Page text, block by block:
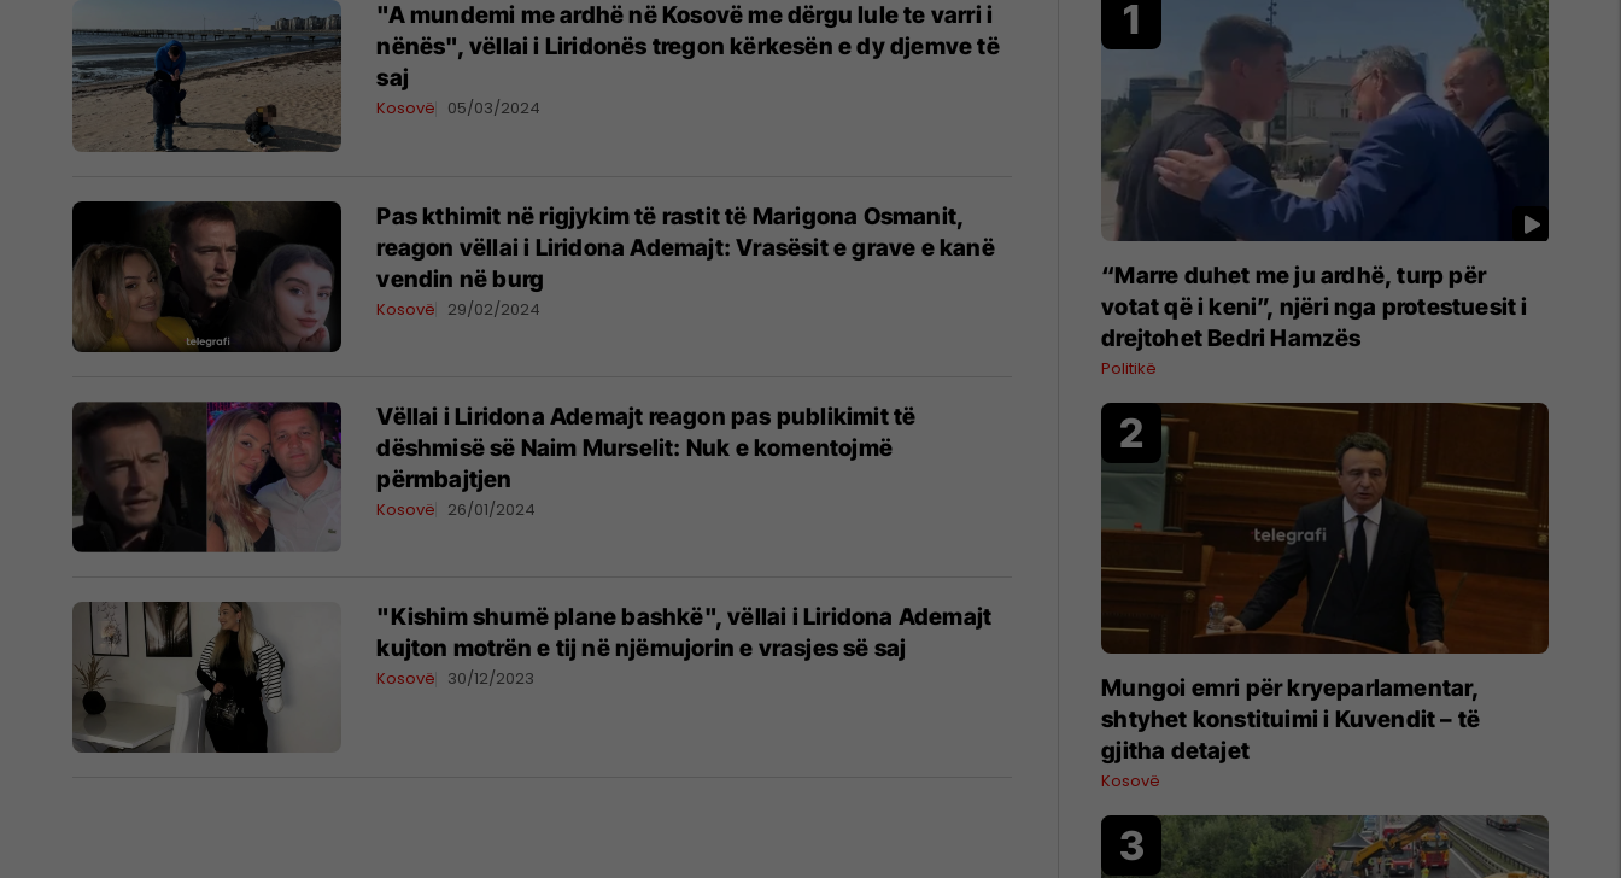
"A mundemi me ardhë në Kosovë me dërgu lule te varri i
nënës", vëllai i Liridonës tregon kërkesën e dy djemve të
saj
Kosovë 05/03/2024
Pas kthimit në rigjykim të rastit të Marigona Osmanit,
reagon vëllai i Liridona Ademajt: Vrasësit e grave e kanë
vendin në burg
Kosovë 29/02/2024
Vëllai i Liridona Ademajt reagon pas publikimit të
dëshmisë së Naim Murselit: Nuk e komentojmë
përmbajtjen
Kosovë 26/01/2024
"Kishim shumë plane bashkë", vëllai i Liridona Ademajt
kujton motrën e tij në njëmujorin e vrasjes së saj
Kosovë 30/12/2023
“Marre duhet me ju ardhë, turp për
votat që i keni”, njëri nga protestuesit i
drejtohet Bedri Hamzës
Politikë
Mungoi emri për kryeparlamentar,
shtyhet konstituimi i Kuvendit – të
gjitha detajet
Kosovë